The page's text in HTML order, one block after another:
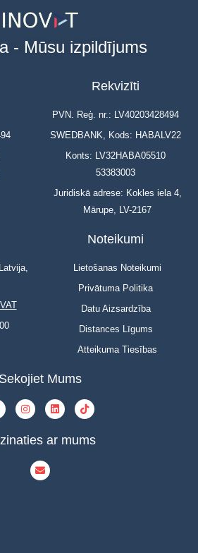
- Mūsu izpildījums
Rekvizīti
PVN. Reģ. nr.: LV40203428494
SWEDBANK, Kods: HABALV22
Konts: LV32HABA05510
53383003
Juridiskā adrese: Kokles iela 4,
Mārupe, LV-2167
Noteikumi
Lietošanas Noteikumi
Privātuma Politika
Datu Aizsardzība
Distances Līgums
Atteikuma Tiesības
Sekojiet Mums
ar mums